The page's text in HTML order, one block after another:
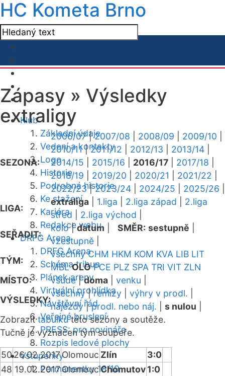
HC Kometa Brno
Klub
Základní údaje
Vedení a kontakty
Logo
Historie
Podrobná historie
Ke stažení
Kariéra
Redakce webu
DRFG Arena
DRFG Arena
Schéma tribun
Plánek areny
Virtuální prohlídka
Návštěvní řád
Veřejné bruslení
PRESS: pro novináře
Rozpis ledové plochy
Vstupenky
Permanentky 18/19
Zápasy » Výsledky
extraligy
SEZONA:
2006/07|2007/08 2008/09 2009/10
2010/11|2011/12 2012/13 2013/14
2014/15
2015/16 2016/17 2017/18
2018/19
2019/20 2020/21 2021/22
2022/23|2023/24 2024/25 2025/26
LIGA:
extraliga 1.liga 2.liga západ
2.liga
střed
2.liga východ
SEŘADIT:
kolo|datum SMĚR: sestupně
vzestupně
TÝM:
všechny CHM HKM KOM KVA LIB LIT
MBL OLO PCE PLZ SPA TRI VIT ZLN
MÍSTO:
všude|doma venku
VÝSLEDKY:
všechny|remízy výhry v prodl.
nájezdy|prodl. nebo náj. s nulou
Zobrazittabulkutéto sezóny a soutěže.
Tučně je vyznačen tým soupeře.
5026.02.2017Olomouc Zlín
3:0
48 19.02.2017OlomoucChomutov1:0